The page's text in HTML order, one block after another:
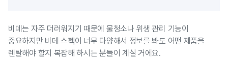
비데는 자주 더러워지기 때문에 물청소나 위생 관리 기능이
중요하지만 비데 스펙이 너무 다양해서 정보를 봐도 어떤 제품을
렌탈해야 할지 복잡해 하시는 분들이 계실 거에요.